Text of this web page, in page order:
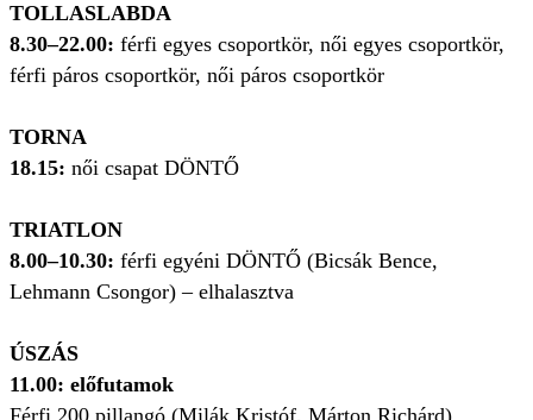
TOLLASLABDA
8.30–22.00: férfi egyes csoportkör, női egyes csoportkör,
férfi páros csoportkör, női páros csoportkör
TORNA
18.15: női csapat DÖNTŐ
TRIATLON
8.00–10.30: férfi egyéni DÖNTŐ (Bicsák Bence,
Lehmann Csongor) – elhalasztva
ÚSZÁS
11.00: előfutamok